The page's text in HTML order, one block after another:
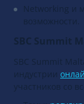
Networking и
возможности.
SBC Summit
SBC Summit
индустрии
участников со